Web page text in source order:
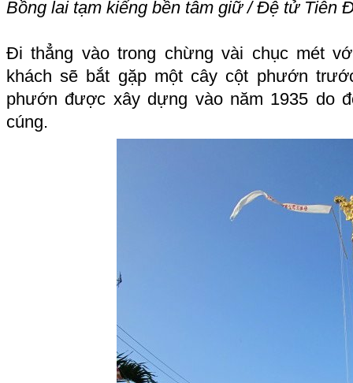
Bồng lai tạm kiểng bền tâm giữ / Đệ tử Tiên
Đi thẳng vào trong chừng vài chục mét
khách sẽ bắt gặp một cây cột phướn
phướn được xây dựng vào năm 1935 do
cúng.